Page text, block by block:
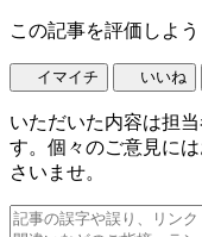
この記事を評価しよう
イマイチ いいね
いただいた内容は担
す。個々のご意見に
さいませ。